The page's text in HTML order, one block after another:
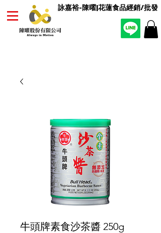
詠嘉裕-陳曜|花蓮食品經銷/批發
牛頭牌素食沙茶醬 250g